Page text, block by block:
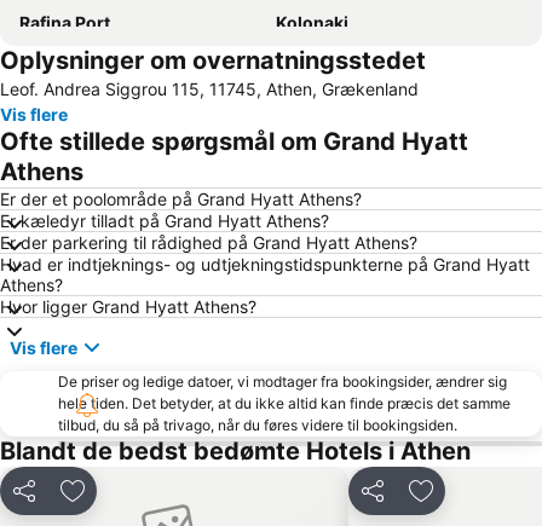
Rafina Port
Kolonaki
Port of Piraeus
Psirri
The Athens Pireaus Electric Railways Museum
Vouliagmeni Beach
Lavrio Port
Aegina Port
Pandora
Piraeus Metro Station
Kallithea
Megaron - Athens International Conference Centre
Saronida
Ermou
Sun Coast
Νational Park Of Sounion
Marina Glyfadas
Zafiro
Α Beach Voula
Panathenaic Stadium
Moschato
Eretria
Parthenon
Church of Metamorfosi tou Sotiros - Agios Sostis
Athens Railway Station - Stathmos Larisis
Lagonisi
Nea Smyrni
Oplysninger om overnatningsstedet
Leof. Andrea Siggrou 115, 11745, Athen, Grækenland
Vis flere
Ofte stillede spørgsmål om Grand Hyatt
Athens
Er der et poolområde på Grand Hyatt Athens?
Er kæledyr tilladt på Grand Hyatt Athens?
Er der parkering til rådighed på Grand Hyatt Athens?
Hvad er indtjeknings- og udtjekningstidspunkterne på Grand Hyatt
Athens?
Hvor ligger Grand Hyatt Athens?
Vis flere
De priser og ledige datoer, vi modtager fra bookingsider, ændrer sig
hele tiden. Det betyder, at du ikke altid kan finde præcis det samme
tilbud, du så på trivago, når du føres videre til bookingsiden.
Blandt de bedst bedømte Hotels i Athen
Del Føj til favoritter Del Føj til